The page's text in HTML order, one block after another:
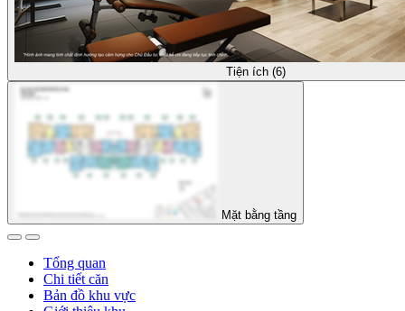
Tiện ích (6)
Mặt bằng tầng
Tổng quan
Chi tiết căn
Bản đồ khu vực